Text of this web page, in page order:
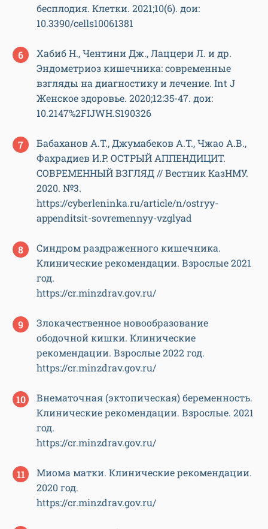
бесплодия. Клетки. 2021;10(6). дои:
10.3390/cells10061381
Хабиб Н., Чентини Дж., Лаццери Л. и др.
Эндометриоз кишечника: современные
взгляды на диагностику и лечение. Int J
Женское здоровье. 2020;12:35-47. дои:
10.2147%2FIJWH.S190326
Бабаханов А.Т., Джумабеков А.Т., Чжао А.В.,
Фахрадиев И.Р. ОСТРЫЙ АППЕНДИЦИТ.
СОВРЕМЕННЫЙ ВЗГЛЯД // Вестник КазНМУ.
2020. №3.
https://cyberleninka.ru/article/n/ostryy-
appenditsit-sovremennyy-vzglyad
Синдром раздраженного кишечника.
Клинические рекомендации. Взрослые 2021
год.
https://cr.minzdrav.gov.ru/
Злокачественное новообразование
ободочной кишки. Клинические
рекомендации. Взрослые 2022 год.
https://cr.minzdrav.gov.ru/
Внематочная (эктопическая) беременность.
Клинические рекомендации. Взрослые. 2021
год.
https://cr.minzdrav.gov.ru/
Миома матки. Клинические рекомендации.
2020 год.
https://cr.minzdrav.gov.ru/